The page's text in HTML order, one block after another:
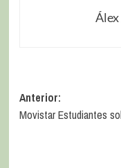
Anterior:
Movistar Estudiantes